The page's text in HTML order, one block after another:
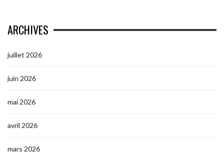
ARCHIVES
juillet 2026
juin 2026
mai 2026
avril 2026
mars 2026